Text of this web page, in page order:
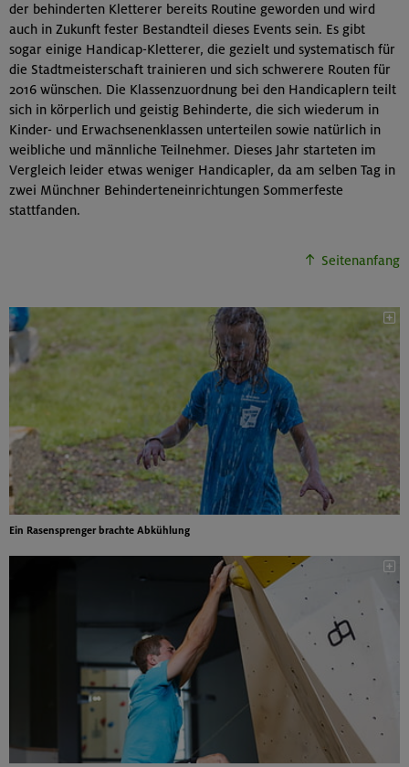
der behinderten Kletterer bereits Routine geworden und wird
auch in Zukunft fester Bestandteil dieses Events sein. Es gibt
sogar einige Handicap-Kletterer, die gezielt und systematisch für
die Stadtmeisterschaft trainieren und sich schwerere Routen für
2016 wünschen. Die Klassenzuordnung bei den Handicaplern teilt
sich in körperlich und geistig Behinderte, die sich wiederum in
Kinder- und Erwachsenenklassen unterteilen sowie natürlich in
weibliche und männliche Teilnehmer. Dieses Jahr starteten im
Vergleich leider etwas weniger Handicapler, da am selben Tag in
zwei Münchner Behinderteneinrichtungen Sommerfeste
stattfanden.
Seitenanfang
Ein Rasensprenger brachte Abkühlung